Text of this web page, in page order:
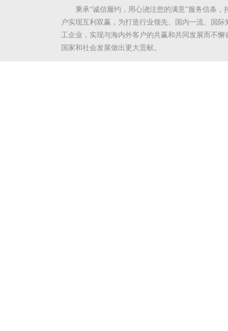
秉承“诚信履约，用心浇注您的满意”服务信条，
户实现互利双赢，为打造行业领先、国内一流、国际
工企业，实现与海内外客户的共赢和共同发展而不懈
国家和社会发展做出更大贡献。